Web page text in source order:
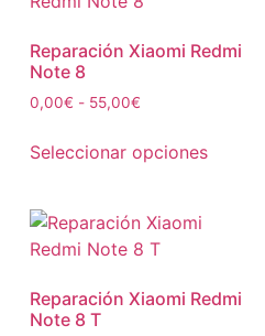
Reparación Xiaomi Redmi
Note 8
0,00€ - 55,00€
Seleccionar opciones
Reparación Xiaomi Redmi
Note 8 T